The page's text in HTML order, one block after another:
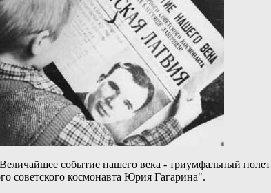
событие нашего века - триумфальный полет
советского космонавта Юрия Гагарина".